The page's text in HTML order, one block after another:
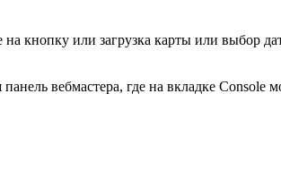
кнопку или загрузка карты или выбор
вебмастера, где на вкладке